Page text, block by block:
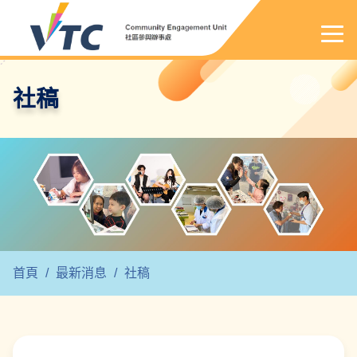
社稿
首頁 / 最新消息 / 社稿